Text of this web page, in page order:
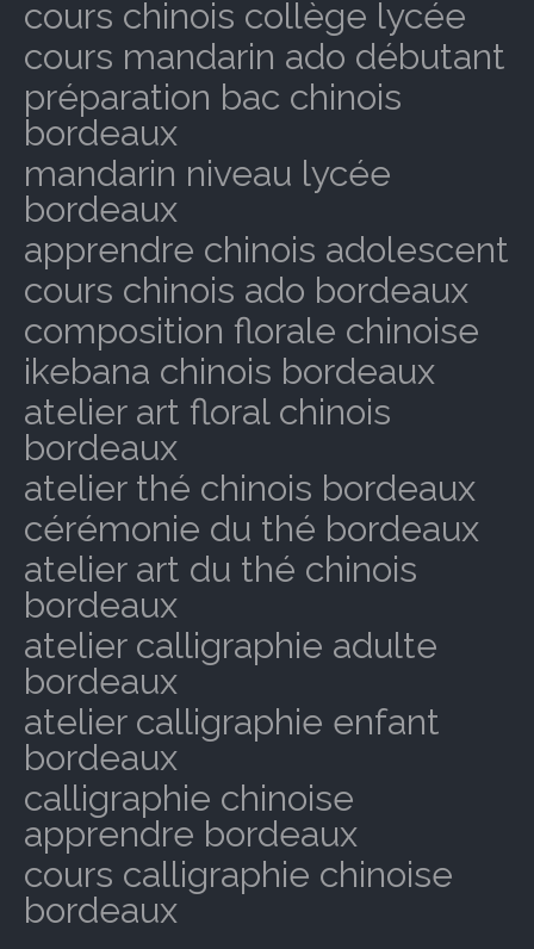
cours chinois collège lycée
cours mandarin ado débutant
préparation bac chinois
bordeaux
mandarin niveau lycée
bordeaux
apprendre chinois adolescent
cours chinois ado bordeaux
composition florale chinoise
ikebana chinois bordeaux
atelier art floral chinois
bordeaux
atelier thé chinois bordeaux
cérémonie du thé bordeaux
atelier art du thé chinois
bordeaux
atelier calligraphie adulte
bordeaux
atelier calligraphie enfant
bordeaux
calligraphie chinoise
apprendre bordeaux
cours calligraphie chinoise
bordeaux